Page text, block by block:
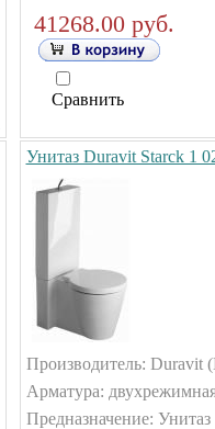
41268.00 руб.
Сравнить
Унитаз Duravit Starck 1
Производитель: Duravit
Арматура:
Предназначение: